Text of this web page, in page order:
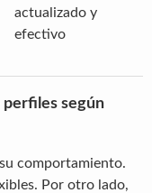
actualizado y
efectivo
según
comportamiento.
Por otro lado,